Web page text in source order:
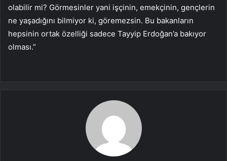
olabilir mi? Görmesinler yani işçinin, emekçinin, gençlerin
ne yaşadığını bilmiyor ki, göremezsin. Bu bakanların
hepsinin ortak özelliği sadece Tayyip Erdoğan’a bakıyor
olması.”